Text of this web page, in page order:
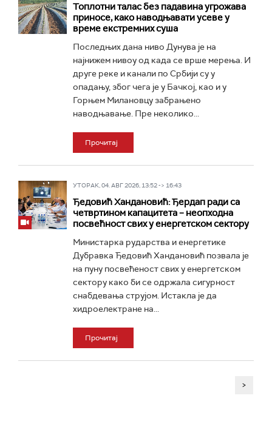
Топлотни талас без падавина угрожава
приносе, како наводњавати усеве у
време екстремних суша
Последњих дана ниво Дунува је на
најнижем нивоу од када се врше мерења. И
друге реке и канали по Србији су у
опадању, због чега је у Бачкој, као и у
Горњем Милановцу забрањено
наводњавање. Пре неколико...
Прочитај
УТОРАК, 04. АВГ 2026, 13:52 -> 16:43
Ђедовић Хандановић: Ђердап ради са
четвртином капацитета – неопходна
посвећност свих у енергетском сектору
Министарка рударства и енергетике
Дубравка Ђедовић Хандановић позвала је
на пуну посвећеност свих у енергетском
сектору како би се одржала сигурност
снабдевања струјом. Истакла је да
хидроелектране на...
Прочитај
>